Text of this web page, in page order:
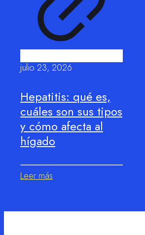
julio 23, 2026
Hepatitis: qué es,
cuáles son sus tipos
y cómo afecta al
hígado
Leer más